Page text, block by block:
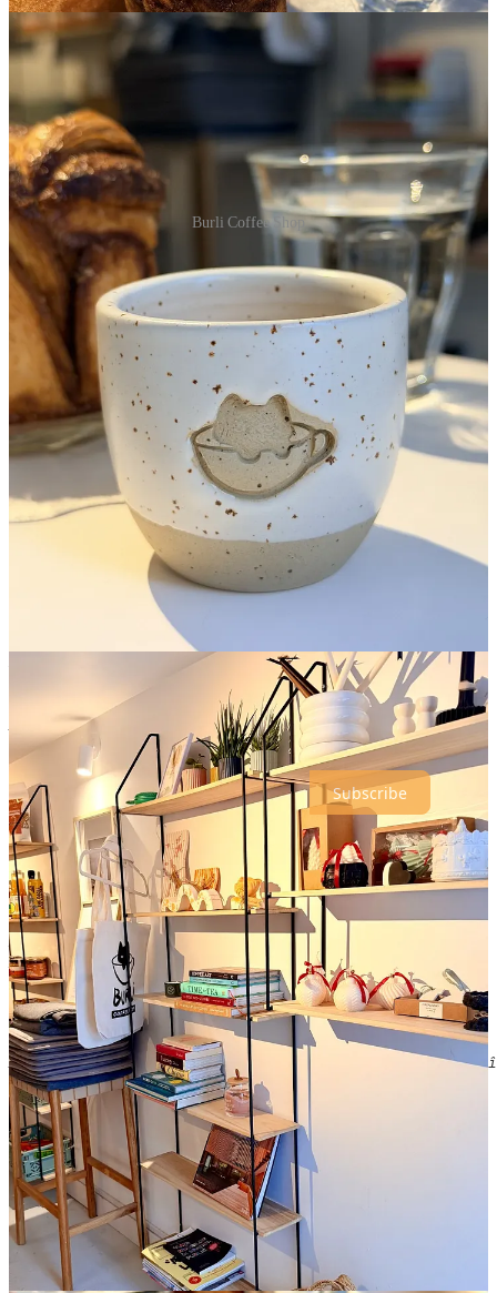
Burli Coffee Shop
Program, prețuri, alte detalii și, mai ales, cum ajungi
acolo
🏪 Luni – vineri: 08:00 – 17:00; sâmbătă – duminică: 10:00 – 17:00;
💵 Espresso – 11 lei, Espresso dublu – 13 lei, Americano – 14 lei,
Long black – 14 lei, Cortado – 14 lei, Macchiato – 14 lei,
Cappuccino – 17 lei, Caffe Latte – 20 lei, Flat White – 18 lei, Cold
brew – 14 lei, V60 – 25 lei, V60 rarities – 30 lei, Ceai – 20 lei,
Ciocolată caldă – 20 lei, Matcha – 23 lei, Lapte vegetal + 4 lei,
Extra shot cafea + 4 lei, Cană cafea Burli (3 dimensiuni) 60/85/105
lei,
🫘 Brewing Dealers Columbia Rosebelle 🇨🇴 (note de florale,
trandafiri, ciocolată), Garage Cafe Brazilia Mina Gerais 🇧🇷
Instagram
Str. Icoanei, nr. 29A, București
Dacă ai primit un forward cu acest newsletter,The Weekly Brew
este ghidul în care poți să descoperi cele mai cool locuri din orașul
tău, tot ceea ce trebuie să știi pentru a-ți face o cafea bună și acasă,
plus alte noutăți și curiozități din lumea cafelei. În fiecare
săptămână. Dimineața. La fel ca o cafea bună. 😊
Subscribe
📌Evenimente
Dacă începi ziua cu o cafea și citeștiCoffeelicious: the weekly brew
îți recomand să-ți notezi deja și evenimentele la care merită să ajungi
în perioada aceasta! 😎
Text within this block will maintain its original spacing when
published
Ai o cafenea și organizezi diverse evenimente la tine
SAVE THE DATE 2026
🗓️ 20 - 22 martie 2025
💥 ☕CoffeEast - East European Coffee Culture Festival